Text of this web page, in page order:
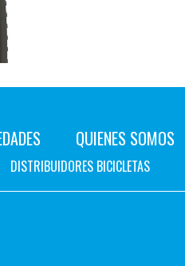
QUIENES SOMOS
DISTRIBUIDORES BICICLETAS